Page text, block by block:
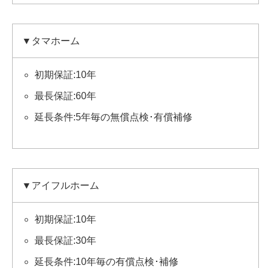
▼タマホーム
初期保証:10年
最長保証:60年
延長条件:5年毎の無償点検･有償補修
▼アイフルホーム
初期保証:10年
最長保証:30年
延長条件:10年毎の有償点検･補修